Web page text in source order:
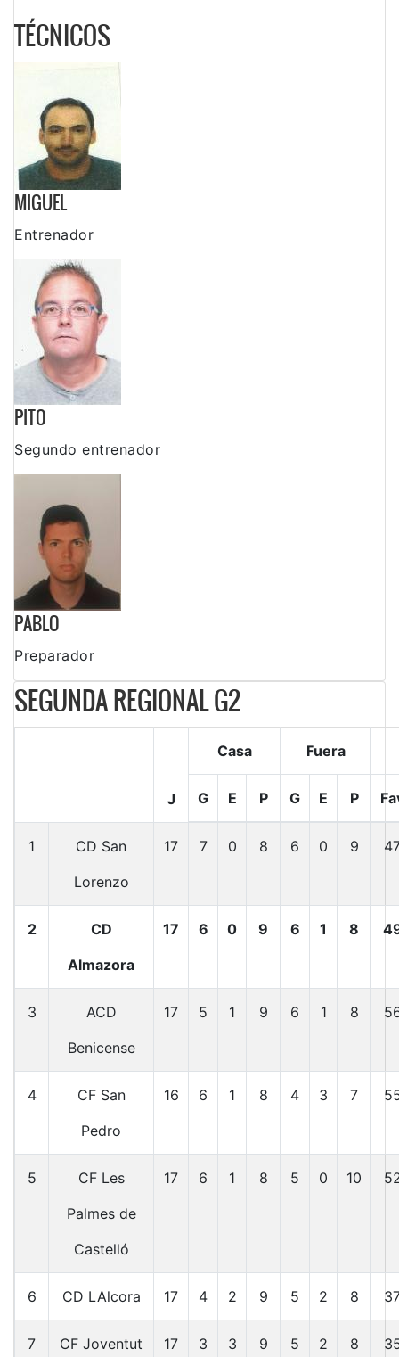
TÉCNICOS
MIGUEL
Entrenador
PITO
Segundo entrenador
PABLO
Preparador
SEGUNDA REGIONAL G2
J
Casa Fuera
G E P G E P
1
CD San
Lorenzo
17 7 0 8 6 0 9
2
CD
Almazora
17 6 0 9 6 1 8
3
ACD
Benicense
17 5 1 9 6 1 8
4
CF San
Pedro
16 6 1 8 4 3 7
5
CF Les
Palmes de
Castelló
17 6 1 8 5 0 10
6 CD LAlcora 17 4 2 9 5 2 8
7
CF Joventut
17 3 3 9 5 2 8